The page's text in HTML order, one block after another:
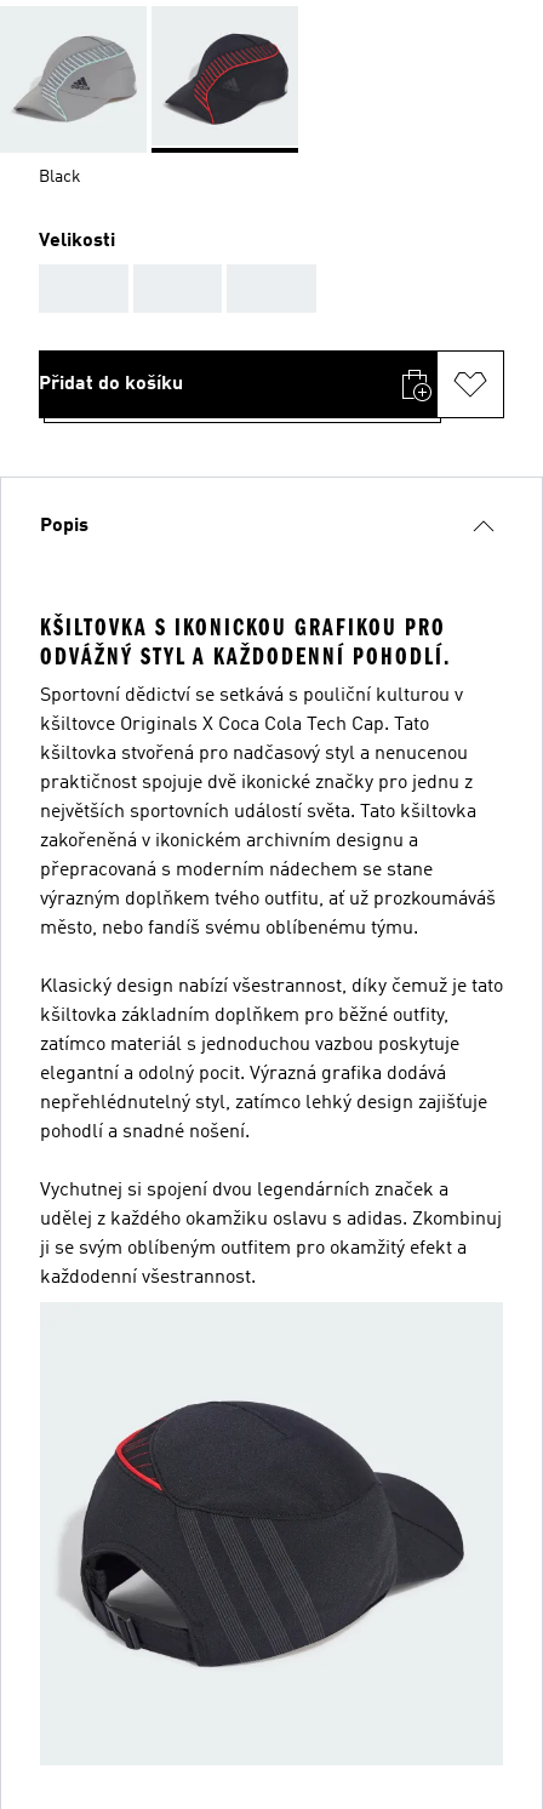
Black
Velikosti
Přidat do košíku
Popis
KŠILTOVKA S IKONICKOU GRAFIKOU PRO
ODVÁŽNÝ STYL A KAŽDODENNÍ POHODLÍ.
Sportovní dědictví se setkává s pouliční kulturou v
kšiltovce Originals X Coca Cola Tech Cap. Tato
kšiltovka stvořená pro nadčasový styl a nenucenou
praktičnost spojuje dvě ikonické značky pro jednu z
největších sportovních událostí světa. Tato kšiltovka
zakořeněná v ikonickém archivním designu a
přepracovaná s moderním nádechem se stane
výrazným doplňkem tvého outfitu, ať už prozkoumáváš
město, nebo fandíš svému oblíbenému týmu.
Klasický design nabízí všestrannost, díky čemuž je tato
kšiltovka základním doplňkem pro běžné outfity,
zatímco materiál s jednoduchou vazbou poskytuje
elegantní a odolný pocit. Výrazná grafika dodává
nepřehlédnutelný styl, zatímco lehký design zajišťuje
pohodlí a snadné nošení.
Vychutnej si spojení dvou legendárních značek a
udělej z každého okamžiku oslavu s adidas. Zkombinuj
ji se svým oblíbeným outfitem pro okamžitý efekt a
každodenní všestrannost.